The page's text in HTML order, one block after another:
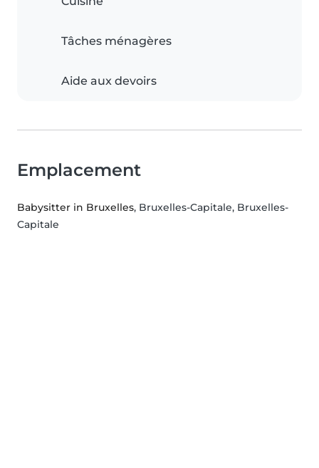
Tâches ménagères
Aide aux devoirs
Emplacement
Babysitter in Bruxelles, Bruxelles-Capitale, Bruxelles-
Capitale